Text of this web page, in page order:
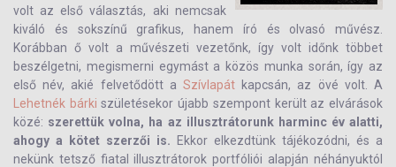
volt az első választás, aki nemcsak
kiváló és sokszínű grafikus, hanem író és olvasó művész.
Korábban ő volt a művészeti vezetőnk, így volt időnk többet
beszélgetni, megismerni egymást a közös munka során, így az
első név, akié felvetődött a Szívlapát kapcsán, az övé volt. A
Lehetnék bárki születésekor újabb szempont került az elvárások
közé: szerettük volna, ha az illusztrátorunk harminc év alatti,
ahogy a kötet szerzői is. Ekkor elkezdtünk tájékozódni, és a
nekünk tetsző fiatal illusztrátorok portfóliói alapján néhányuktól